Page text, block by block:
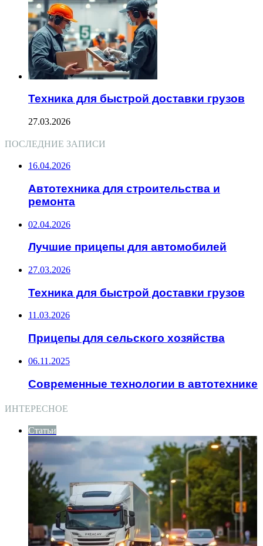
Техника для быстрой доставки грузов
27.03.2026
ПОСЛЕДНИЕ ЗАПИСИ
16.04.2026
Автотехника для строительства и
ремонта
02.04.2026
Лучшие прицепы для автомобилей
27.03.2026
Техника для быстрой доставки грузов
11.03.2026
Прицепы для сельского хозяйства
06.11.2025
Современные технологии в автотехнике
ИНТЕРЕСНОЕ
Статьи